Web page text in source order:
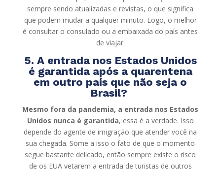
sempre sendo atualizadas e revistas, o que significa
que podem mudar a qualquer minuto. Logo, o melhor
é consultar o consulado ou a embaixada do país antes
de viajar.
5. A entrada nos Estados Unidos
é garantida após a quarentena
em outro país que não seja o
Brasil?
Mesmo fora da pandemia, a entrada nos Estados
Unidos nunca é garantida, essa é a verdade. Isso
depende do agente de imigração que atender você na
sua chegada. Some a isso o fato de que o momento
segue bastante delicado, então sempre existe o risco
de os EUA vetarem a entrada de turistas de outros